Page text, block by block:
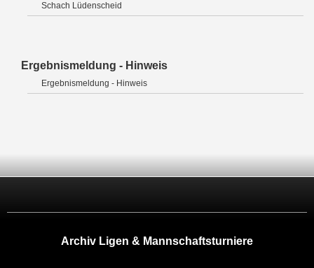
Schach Lüdenscheid
Ergebnismeldung - Hinweis
Ergebnismeldung - Hinweis
Archiv Ligen & Mannschaftsturniere